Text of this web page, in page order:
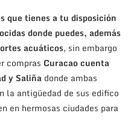
que tienes a tu disposición
donde puedes, además
acuáticos, sin embargo
compras Curacao cuenta
y Saliña donde ambas
antigüedad de sus edifico
en hermosas ciudades para